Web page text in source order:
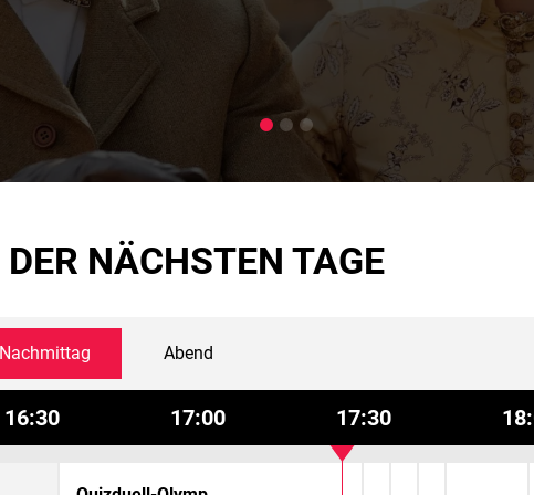
NÄCHSTEN TAGE
Nachmittag Abend
16:30 17:00 17:30